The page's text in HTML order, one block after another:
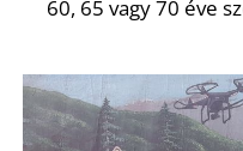
60, 65 vagy 70 éve